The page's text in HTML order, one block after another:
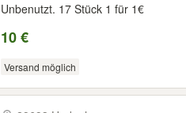
Unbenutzt. 17 Stück 1 für 1€
10 €
Versand möglich